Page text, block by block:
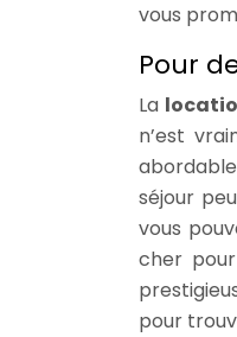
vous
Pour
La
n’est
séjour
vous
cher
pour